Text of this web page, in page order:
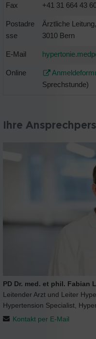
Fax +41 31 664 43
Postadre
sse
Ärztliche
3010 Bern
E-Mail
Online
Sprechstunde)
Ihre
PD Dr. med. et phil. Fabian
Leitender Arzt und Leiter
Hypertension Specialist,
Kontakt per E-Mail